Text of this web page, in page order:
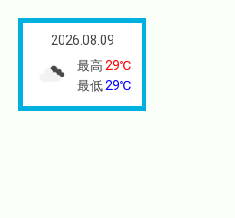
2026.08.09
最高 29℃
最低 29℃